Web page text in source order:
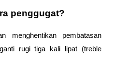
penggugat?
menghentikan pembatasan
rugi tiga kali lipat (treble